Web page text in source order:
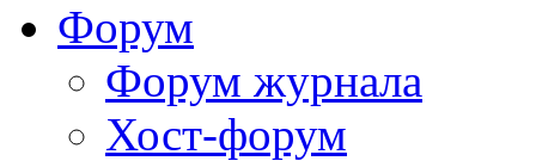
Форум
Форум журнала
Хост-форум